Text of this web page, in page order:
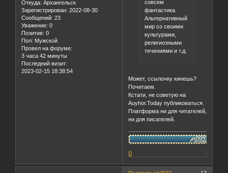
Откуда: Архангельск
Зарегистрирован: 2022-08-30
Сообщений: 23
Уважение: 0
Позитив: 0
Пол: Мужской
Провел на форуме:
3 часа 42 минуты
Последний визит:
2023-02-15 18:38:54
совсем
фантастика
Альтернативный
мир со своими
культурами,
религиозными
течениями и т.д.
Может, ссылочку кинешь?
Почитаем.
Кстати, не советую на
Auyhor.Today публиковаться.
Платформа ни для читателей,
ни для писателей.
0